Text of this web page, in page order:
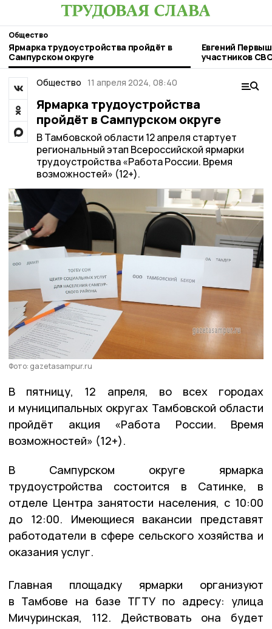
Общество
Ярмарка трудоустройства пройдёт в
Сампурском округе
Евгений
участников
Общество 11 апреля 2024, 08:40
Ярмарка трудоустройства
пройдёт в Сампурском округе
В Тамбовской области 12 апреля стартует
региональный этап Всероссийской ярмарки
трудоустройства «Работа России. Время
возможностей» (12+).
Фото: gazetasampur.ru
В пятницу, 12 апреля, во всех городах
и муниципальных округах Тамбовской области
пройдёт акция «Работа России. Время
возможностей» (12+).
В Сампурском округе ярмарка
трудоустройства состоится в Сатинке, в
отделе Центра занятости населения, с 10:00
до 12:00. Имеющиеся вакансии представят
работодатели в сфере сельского хозяйства и
оказания услуг.
Главная площадку ярмарки организуют
в Тамбове на базе ТГТУ по адресу: улица
Мичуринская, 112. Действовать она будет